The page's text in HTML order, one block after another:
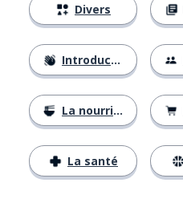
Divers
Introductions
La nourriture
La santé